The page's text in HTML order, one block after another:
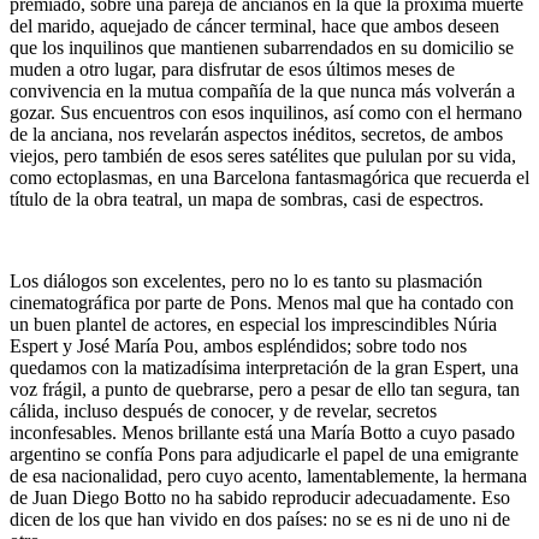
del marido, aquejado de cáncer terminal, hace que ambos deseen
que los inquilinos que mantienen subarrendados en su domicilio se
muden a otro lugar, para disfrutar de esos últimos meses de
convivencia en la mutua compañía de la que nunca más volverán a
gozar. Sus encuentros con esos inquilinos, así como con el hermano
de la anciana, nos revelarán aspectos inéditos, secretos, de ambos
viejos, pero también de esos seres satélites que pululan por su vida,
como ectoplasmas, en una Barcelona fantasmagórica que recuerda el
título de la obra teatral, un mapa de sombras, casi de espectros.
Los diálogos son excelentes, pero no lo es tanto su plasmación
cinematográfica por parte de Pons. Menos mal que ha contado con
un buen plantel de actores, en especial los imprescindibles Núria
Espert y José María Pou, ambos espléndidos; sobre todo nos
quedamos con la matizadísima interpretación de la gran Espert, una
voz frágil, a punto de quebrarse, pero a pesar de ello tan segura, tan
cálida, incluso después de conocer, y de revelar, secretos
inconfesables. Menos brillante está una María Botto a cuyo pasado
argentino se confía Pons para adjudicarle el papel de una emigrante
de esa nacionalidad, pero cuyo acento, lamentablemente, la hermana
de Juan Diego Botto no ha sabido reproducir adecuadamente. Eso
dicen de los que han vivido en dos países: no se es ni de uno ni de